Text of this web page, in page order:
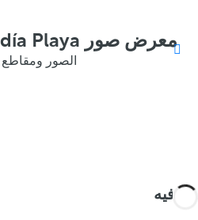
معرض صور Occidental Jandía Playa
الصور ومقاطع
الترفيه